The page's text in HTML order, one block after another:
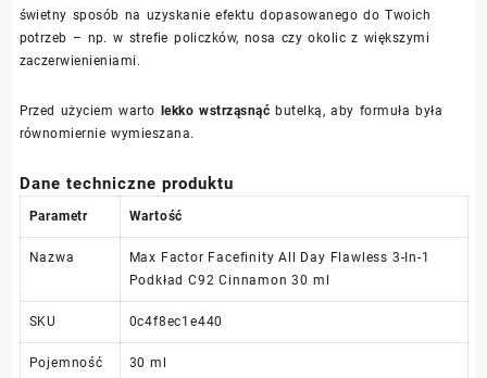
świetny sposób na uzyskanie efektu dopasowanego do Twoich
potrzeb – np. w strefie policzków, nosa czy okolic z większymi
zaczerwienieniami.
Przed użyciem warto lekko wstrząsnąć butelką, aby formuła była
równomiernie wymieszana.
Dane techniczne produktu
Parametr Wartość
Nazwa
Max Factor Facefinity All Day Flawless 3-In-1
Podkład C92 Cinnamon 30 ml
SKU 0c4f8ec1e440
Pojemność 30 ml